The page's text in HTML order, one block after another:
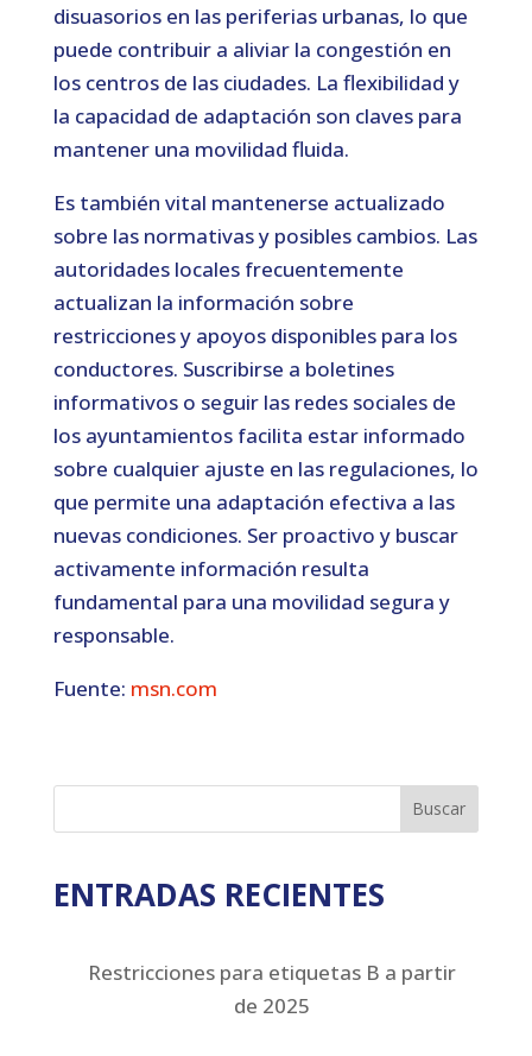
disuasorios en las periferias urbanas, lo que
puede contribuir a aliviar la congestión en
los centros de las ciudades. La flexibilidad y
la capacidad de adaptación son claves para
mantener una movilidad fluida.
Es también vital mantenerse actualizado
sobre las normativas y posibles cambios. Las
autoridades locales frecuentemente
actualizan la información sobre
restricciones y apoyos disponibles para los
conductores. Suscribirse a boletines
informativos o seguir las redes sociales de
los ayuntamientos facilita estar informado
sobre cualquier ajuste en las regulaciones, lo
que permite una adaptación efectiva a las
nuevas condiciones. Ser proactivo y buscar
activamente información resulta
fundamental para una movilidad segura y
responsable.
Fuente: msn.com
Buscar
ENTRADAS RECIENTES
Restricciones para etiquetas B a partir
de 2025